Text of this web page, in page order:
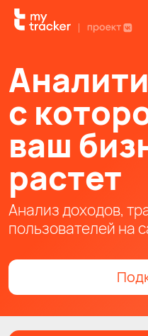
с
ваш
растет
Анализ доходов,
пользователей на